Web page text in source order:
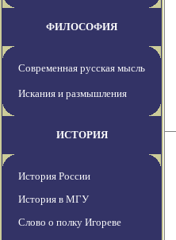
ФИЛОСОФИЯ
Современная русская мысль
Искания и размышления
ИСТОРИЯ
История России
История в МГУ
Слово о полку Игореве